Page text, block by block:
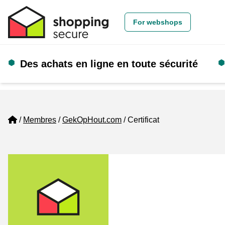
For webshops
Des achats en ligne en toute sécurité
Home
Membres GekOpHout.com Certificat